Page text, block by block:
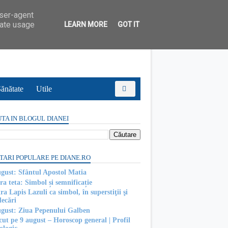
Utile
IN BLOGUL DIANEI
POPULARE PE DIANE.RO
Sfântul Apostol Matia
teta: Simbol și semnificație
Lapis Lazuli ca simbol, în superstiţii şi
Ziua Pepenului Galben
pe 9 august – Horoscop general | Profil
agent
usage
LEARN MORE GOT IT